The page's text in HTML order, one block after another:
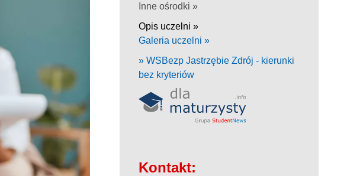
Inne ośrodki »
Opis uczelni »
Galeria uczelni »
» WSBezp Jastrzębie Zdrój - kierunki
bez kryteriów
Kontakt: